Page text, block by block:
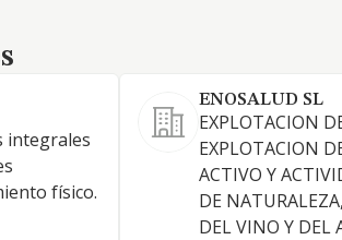
integrales
físico.
ENOSALUD SL
EXPLOTACION
EXPLOTACION
ACTIVO Y
DE
DEL VINO Y DEL